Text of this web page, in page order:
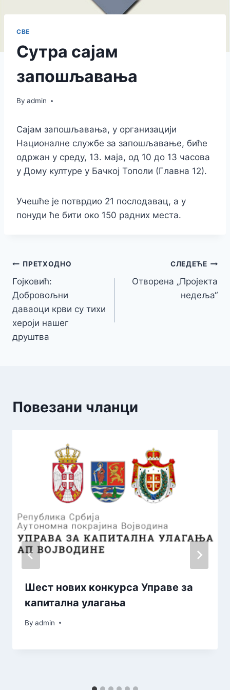
СВЕ
Сутра сајам
запошљавања
By admin
Сајам запошљавања, у организацији
Националне службе за запошљавање, биће
одржан у среду, 13. маја, од 10 до 13 часова
у Дому културе у Бачкој Тополи (Главна 12).
Учешће је потврдио 21 послодавац, а у
понуди ће бити око 150 радних места.
Кретање
чланка
ПРЕТХОДНО
Гојковић:
Добровољни
даваоци крви су тихи
хероји нашег
друштва
СЛЕДЕЋЕ
Отворена „Пројекта
недеља“
Повезани чланци
Шест нових конкурса Управе за
капитална улагања
By admin